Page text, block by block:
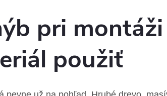
pri
použiť